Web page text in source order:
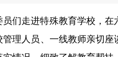
员们走进特殊教育学校，
管理人员、一线教师亲切